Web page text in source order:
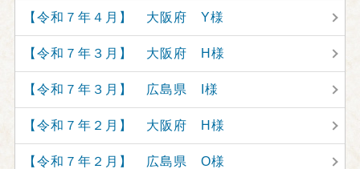
【令和７年４月】 大阪府 Y様
【令和７年３月】 大阪府 H様
【令和７年３月】 広島県 I様
【令和７年２月】 大阪府 H様
【令和７年２月】 広島県 O様